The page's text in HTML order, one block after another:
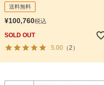
送料無料
¥100,760税込
SOLD OUT
5.00（2）